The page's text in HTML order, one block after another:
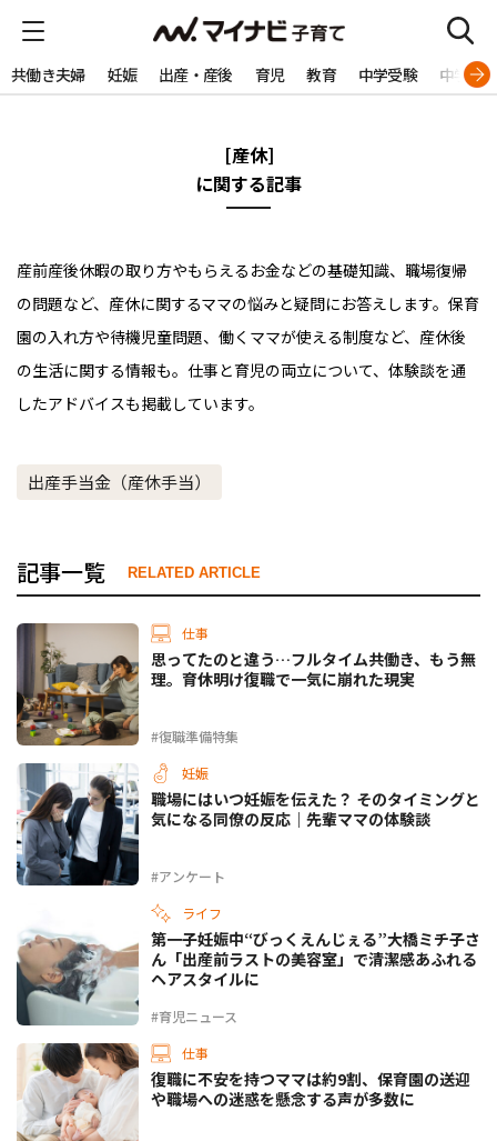
共働き夫婦 妊娠 出産・産後 育児 教育 中学受験 中学生
[産休]
に関する記事
産前産後休暇の取り方やもらえるお金などの基礎知識、職場復帰
の問題など、産休に関するママの悩みと疑問にお答えします。保育
園の入れ方や待機児童問題、働くママが使える制度など、産休後
の生活に関する情報も。仕事と育児の両立について、体験談を通
したアドバイスも掲載しています。
出産手当金（産休手当）
記事一覧 RELATED ARTICLE
仕事
#復職準備特集
思ってたのと違う…フルタイム共働き、もう無
理。育休明け復職で一気に崩れた現実
妊娠
#アンケート
職場にはいつ妊娠を伝えた？ そのタイミングと
気になる同僚の反応｜先輩ママの体験談
ライフ
#育児ニュース
第一子妊娠中“びっくえんじぇる”大橋ミチ子さ
ん「出産前ラストの美容室」で清潔感あふれる
ヘアスタイルに
仕事
復職に不安を持つママは約9割、保育園の送迎
や職場への迷惑を懸念する声が多数に